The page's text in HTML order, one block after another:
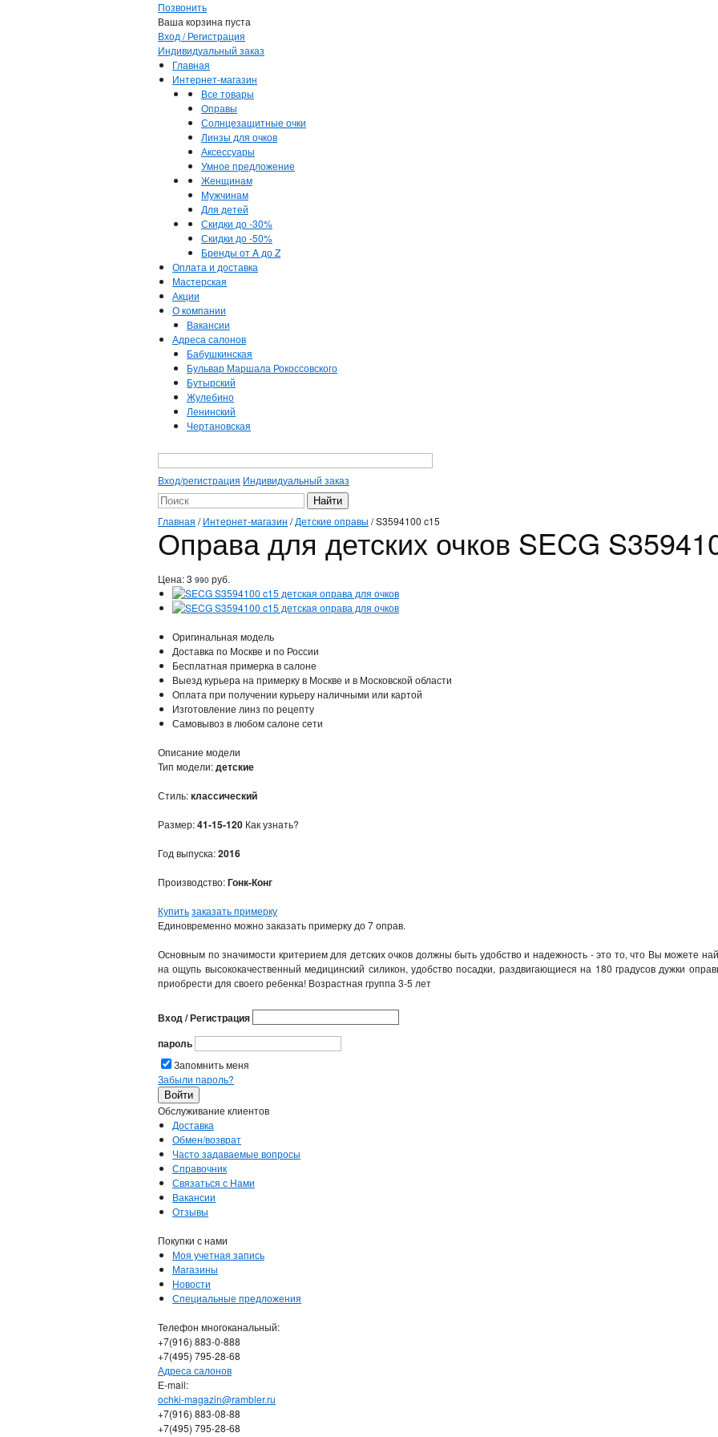
Позвонить
Ваша корзина пуста
Вход / Регистрация
Индивидуальный заказ
Главная
Интернет-магазин
Все товары
Оправы
Солнцезащитные очки
Линзы для очков
Аксессуары
Умное предложение
Женщинам
Мужчинам
Для детей
Скидки до -30%
Скидки до -50%
Бренды от A до Z
Оплата и доставка
Мастерская
Акции
О компании
Вакансии
Адреса салонов
Бабушкинская
Бульвар Маршала Рокоссовского
Бутырский
Жулебино
Ленинский
Чертановская
Вход/регистрация Индивидуальный заказ
Главная /Интернет-магазин /Детские оправы /S3594100 c15
Оправа для детских очков SECG
Цена:3 990 руб.
Оригинальная модель
Доставка по Москве и по России
Бесплатная примерка в салоне
Выезд курьера на примерку в Москве и в Московской области
Оплата при получении курьеру наличными или картой
Изготовление линз по рецепту
Самовывоз в любом салоне сети
Описание модели
Тип модели:детские
Стиль:классический
Размер:41-15-120 Как узнать?
Год выпуска:2016
Производство:Гонк-Конг
Купитьзаказать примерку
Единовременно можно заказать примерку до 7 оправ.
Основным по значимости критерием для детских очков должны быть удобство и надежность - это то, что Вы можете
на ощупь высококачественный медицинский силикон, удобство посадки, раздвигающиеся на 180 градусов дужки
приобрести для своего ребенка! Возрастная группа 3-5 лет
Вход / Регистрация
пароль
Запомнить меня
Забыли пароль?
Обслуживание клиентов
Доставка
Обмен/возврат
Часто задаваемые вопросы
Справочник
Связаться с Нами
Вакансии
Отзывы
Покупки с нами
Моя учетная запись
Магазины
Новости
Специальные предложения
Телефон многоканальный:
+7(916) 883-0-888
+7(495) 795-28-68
Адреса салонов
Е-mail:
ochki-magazin@rambler.ru
+7(916) 883-08-88
+7(495) 795-28-68